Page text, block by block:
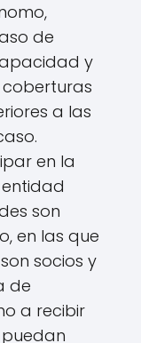
de
y
coberturas
a las
en la
son
en las que
socios y
de
a recibir